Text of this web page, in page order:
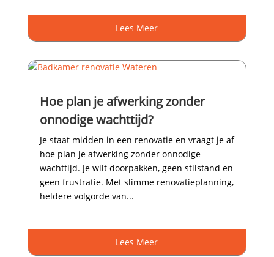
Lees Meer
Hoe plan je afwerking zonder
onnodige wachttijd?
Je staat midden in een renovatie en vraagt je af
hoe plan je afwerking zonder onnodige
wachttijd.​ Je wilt doorpakken, geen stilstand en
geen frustratie.​ Met slimme renovatieplanning,
heldere volgorde van...
Lees Meer